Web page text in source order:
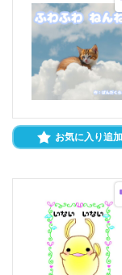
お気に入り追加